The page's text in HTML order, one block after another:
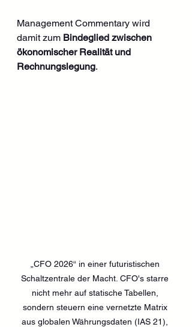
Management Commentary wird
damit zum Bindeglied zwischen
ökonomischer Realität und
Rechnungslegung.
„CFO 2026“ in einer futuristischen
Schaltzentrale der Macht. CFO's starre
nicht mehr auf statische Tabellen,
sondern steuern eine vernetzte Matrix
aus globalen Währungsdaten (IAS 21),